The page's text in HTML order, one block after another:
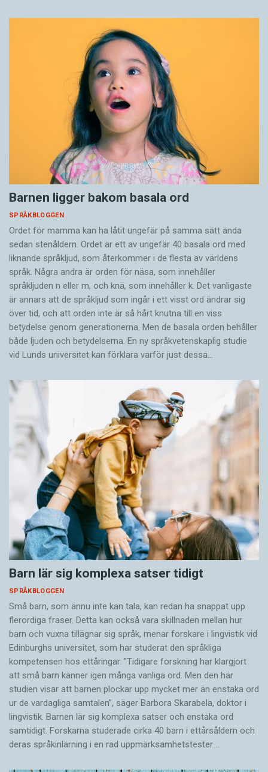
Barnen ligger bakom basala ord
SPRÅKBLOGGEN
Ordet för mamma kan ha låtit ungefär på samma sätt ända
sedan stenåldern. Ordet är ett av ungefär 40 basala ord med
liknande språkljud, som återkommer i de flesta av världens
språk. Några andra är orden för näsa, som innehåller
språkljuden n eller m, och knä, som innehåller k. Det vanligaste
är annars att de språkljud som ingår i ett visst ord ändrar sig
över tid, och att orden inte är så hårt knutna till en viss
betydelse genom generationerna. Men de basala orden behåller
både ljuden och betydelserna. En ny språkvetenskaplig studie
vid Lunds universitet kan förklara varför just dessa…
Barn lär sig komplexa satser tidigt
SPRÅKBLOGGEN
Små barn, som ännu inte kan tala, kan redan ha snappat upp
flerordiga fraser. Detta kan också vara skillnaden mellan hur
barn och vuxna tillägnar sig språk, menar forskare i lingvistik vid
Edinburghs universitet, som har studerat den språkliga
kompetensen hos ettåringar. ”Tidigare forskning har klargjort
att små barn känner igen många vanliga ord. Men den här
studien visar att barnen plockar upp mycket mer än enstaka ord
ur de vardagliga samtalen”, säger Barbora Skarabela, doktor i
lingvistik. Barnen lär sig komplexa satser och enstaka ord
samtidigt. Forskarna studerade cirka 40 barn i ettårsåldern och
deras språkinlärning i en rad uppmärksamhetstester.…